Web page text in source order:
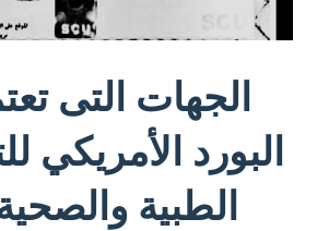
الجهات التى
البورد
الطبية